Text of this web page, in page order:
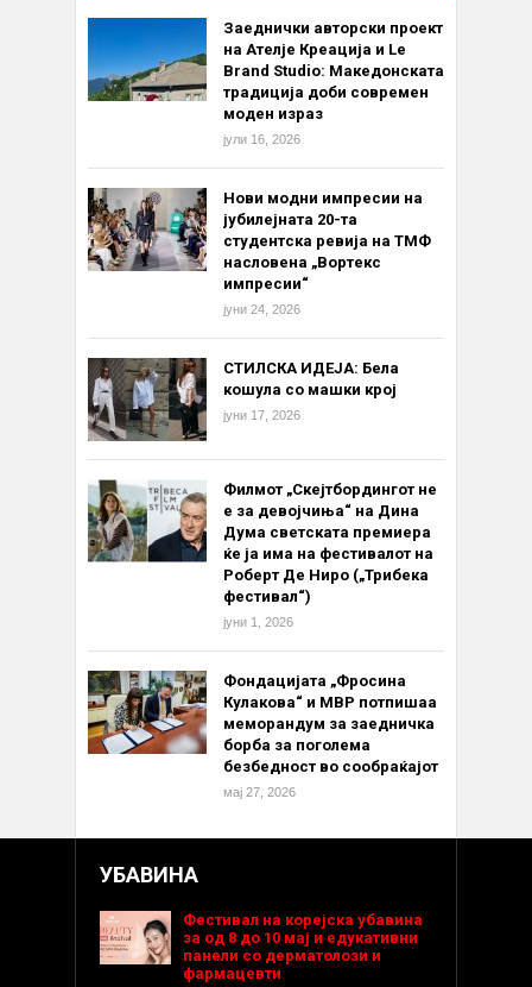
Заеднички авторски проект
на Ателје Креација и Le
Brand Studio: Македонската
традиција доби современ
моден израз
јули 16, 2026
Нови модни импресии на
јубилејната 20-та
студентска ревија на ТМФ
насловена „Вортекс
импресии“
јуни 24, 2026
СТИЛСКА ИДЕЈА: Бела
кошула со машки крој
јуни 17, 2026
Филмот „Скејтбордингот не
е за девојчиња“ на Дина
Дума светската премиера
ќе ја има на фестивалот на
Роберт Де Ниро („Трибека
фестивал“)
јуни 1, 2026
Фондацијата „Фросина
Кулакова“ и МВР потпишаа
меморандум за заедничка
борба за поголема
безбедност во сообраќајот
мај 27, 2026
УБАВИНА
Фестивал на корејска убавина
за од 8 до 10 мај и едукативни
панели со дерматолози и
фармацевти